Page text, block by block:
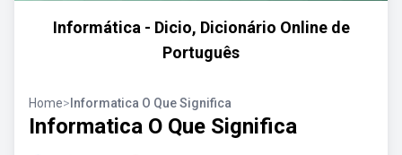
Informática - Dicio, Dicionário Online de
Português
Home> Informatica O Que Significa
Informatica O Que Significa